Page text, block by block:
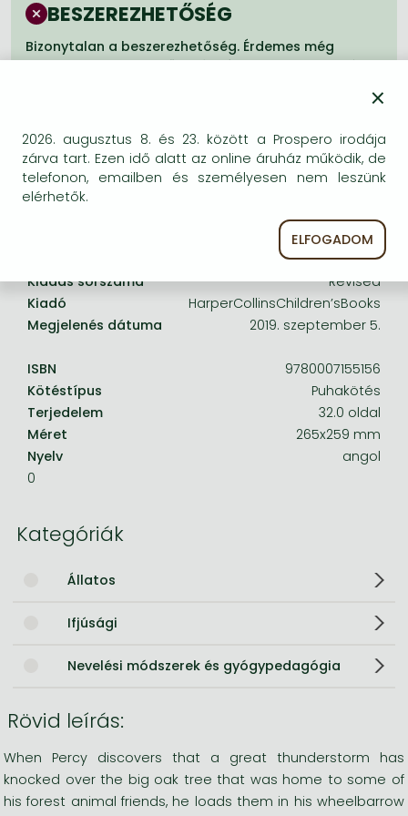
Frieren manga
Bleach manga
BESZEREZHETŐSÉG
Bizonytalan a beszerezhetőség. Érdemes még
egyszer keresni szerzővel és címmel. Ha nem talál
Kiadás sorszáma
Revised
Kiadó
HarperCollinsChildren’sBooks
Megjelenés dátuma
2019. szeptember 5.
ISBN
9780007155156
Kötéstípus
Puhakötés
Terjedelem
32.0 oldal
Méret
265x259 mm
Nyelv
angol
0
Kategóriák
Állatos
Ifjúsági
Nevelési módszerek és gyógypedagógia
Rövid leírás:
When Percy discovers that a great thunderstorm has
knocked over the big oak tree that was home to some of
his forest animal friends, he loads them in his wheelbarrow
×
2026. augusztus 8. és 23. között a Prospero irodája
zárva tart. Ezen idő alatt az online áruház működik, de
telefonon, emailben és személyesen nem leszünk
elérhetők.
ELFOGADOM